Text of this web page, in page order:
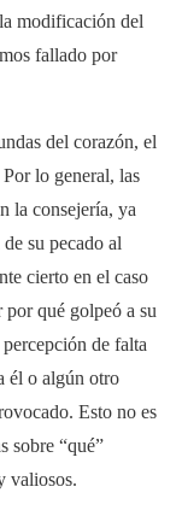
modificación del
fallado por
del corazón, el
lo general, las
la consejería, ya
su pecado al
cierto en el caso
por qué golpeó a su
de falta
él o algún otro
Esto no es
sobre “qué”
valiosos.